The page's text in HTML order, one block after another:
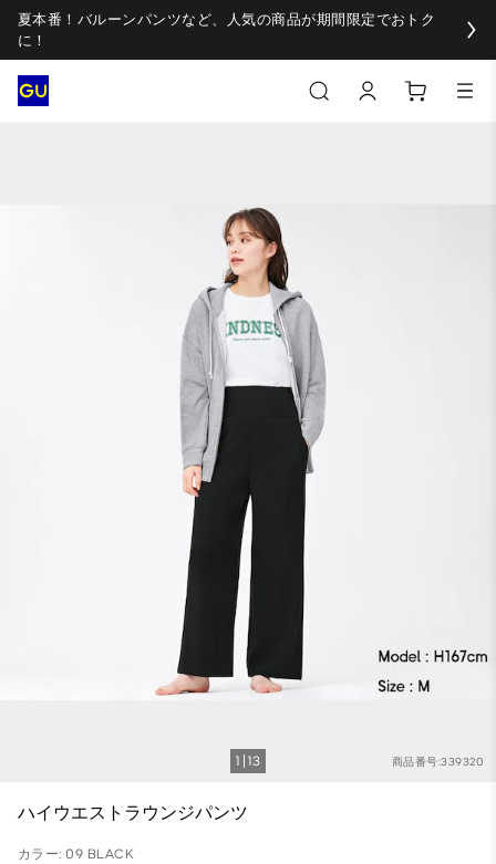
夏本番！バルーンパンツなど、人気の商品が期間限定でおトク
に！
商品番号:339320
1 13
ハイウエストラウンジパンツ
カラー: 09 BLACK